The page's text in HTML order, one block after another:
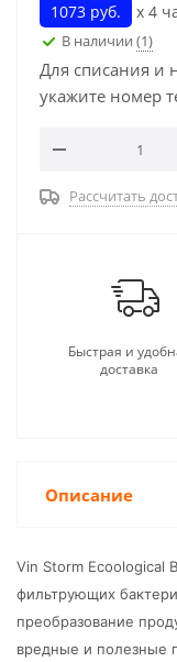
1073 руб. х 4
В наличии (1)
Для списания и
укажите номер
Рассчитать
Быстрая и
доставка
Описание
Vin Storm Ecoological
фильтрующих
преобразование
вредные и полезные